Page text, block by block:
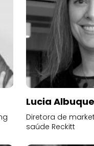
Lucia
Diretora de
saúde Reckitt